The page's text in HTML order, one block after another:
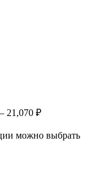
21,070 ₽
можно выбрать